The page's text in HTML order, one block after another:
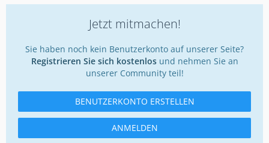
Jetzt mitmachen!
Sie haben noch kein Benutzerkonto auf unserer Seite?
Registrieren Sie sich kostenlosund nehmen Sie an
unserer Community teil!
BENUTZERKONTO ERSTELLEN
ANMELDEN